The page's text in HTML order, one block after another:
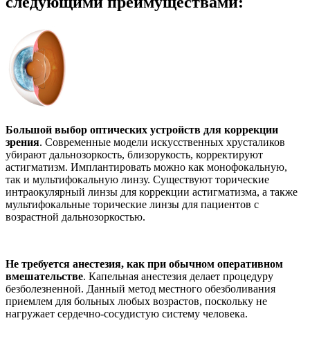
Большой выбор оптических устройств для коррекции
зрения. Современные модели искусственных хрусталиков
убирают дальнозоркость, близорукость, корректируют
астигматизм. Имплантировать можно как монофокальную,
так и мультифокальную линзу. Существуют торические
интраокулярный линзы для коррекции астигматизма, а также
мультифокальные торические линзы для пациентов с
возрастной дальнозоркостью.
Не требуется анестезия, как при обычном оперативном
вмешательстве. Капельная анестезия делает процедуру
безболезненной. Данный метод местного обезболивания
приемлем для больных любых возрастов, поскольку не
нагружает сердечно-сосудистую систему человека.